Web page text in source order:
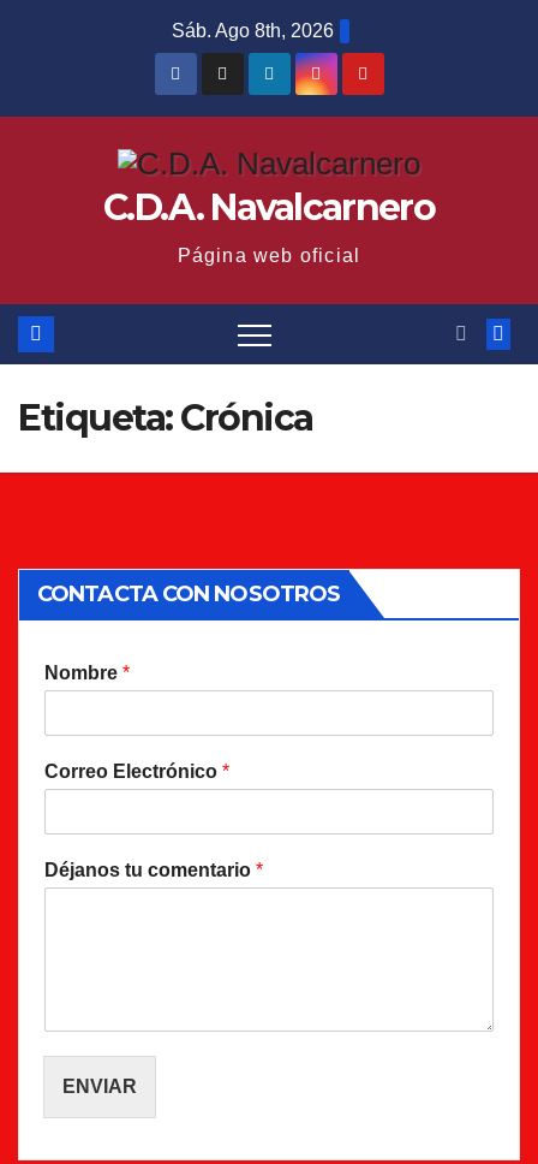
Sáb. Ago 8th, 2026
C.D.A. Navalcarnero
Página web oficial
Etiqueta:Crónica
CONTACTA CON NOSOTROS
Nombre *
Correo Electrónico *
Déjanos tu comentario *
ENVIAR